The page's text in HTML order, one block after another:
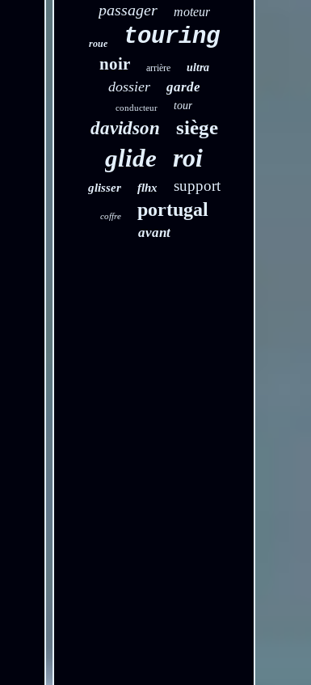
passager moteur
roue touring
noir arrière ultra
dossier garde
conducteur tour
davidson siège
glide roi
glisser flhx support
coffre portugal
avant